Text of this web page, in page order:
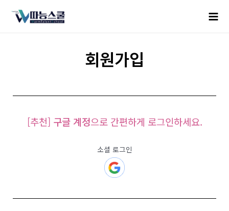
회원가입
[추천] 구글 계정으로 간편하게 로그인하세요.
소셜 로그인